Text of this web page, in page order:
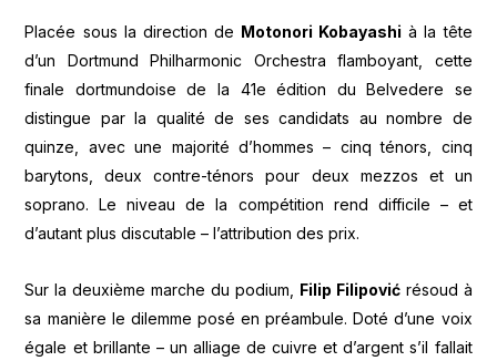
Placée sous la direction de Motonori Kobayashi à la tête
d’un Dortmund Philharmonic Orchestra flamboyant, cette
finale dortmundoise de la 41e édition du Belvedere se
distingue par la qualité de ses candidats au nombre de
quinze, avec une majorité d’hommes – cinq ténors, cinq
barytons, deux contre-ténors pour deux mezzos et un
soprano. Le niveau de la compétition rend difficile – et
d’autant plus discutable – l’attribution des prix.
Sur la deuxième marche du podium, Filip Filipovićrésoud à
sa manière le dilemme posé en préambule. Doté d’une voix
égale et brillante – un alliage de cuivre et d’argent s’il fallait